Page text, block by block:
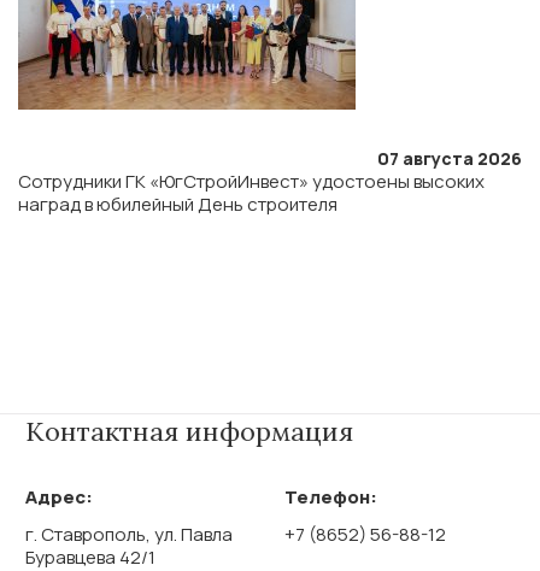
07 августа 2026
Сотрудники ГК «ЮгСтройИнвест» удостоены высоких
наград в юбилейный День строителя
Контактная информация
Адрес:
г. Ставрополь, ул. Павла
Буравцева 42/1
Телефон:
+7 (8652) 56-88-12